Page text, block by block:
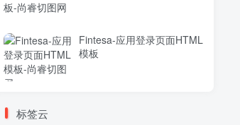
Fintesa-应用登录页面HTML
模板
标签云